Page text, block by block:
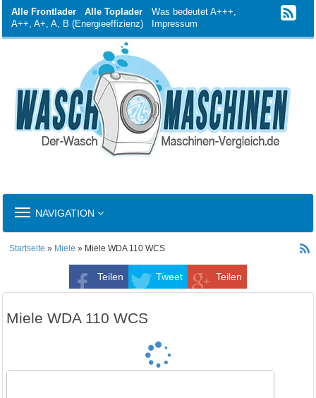
Alle Frontlader Alle Toplader
Was bedeutet A+++,
A++, A+, A, B (Energieeffizienz)
Impressum
TOGGLE
NAVIGATION
Startseite » Miele » Miele WDA 110 WCS
Teilen Tweet Teilen
Miele WDA 110 WCS